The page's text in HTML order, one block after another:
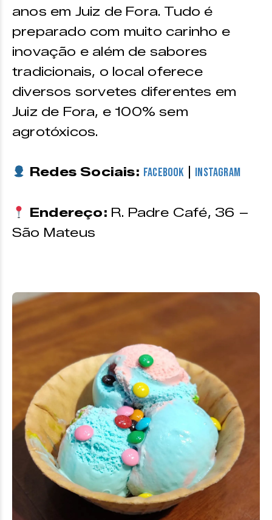
anos em Juiz de Fora. Tudo é
preparado com muito carinho e
inovação e além de sabores
tradicionais, o local oferece
diversos sorvetes diferentes em
Juiz de Fora, e 100% sem
agrotóxicos.
Redes Sociais: Facebook Instagram
Endereço: R. Padre Café, 36 –
São Mateus